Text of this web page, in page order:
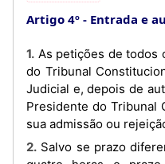
Artigo 4º Entrada e
1. As petições de todos os processos da competência
do Tribunal
Judicial e, depois de
Presidente do Tribunal
sua admissão ou
2. Salvo se prazo diferente resultar da lei, é de vinte